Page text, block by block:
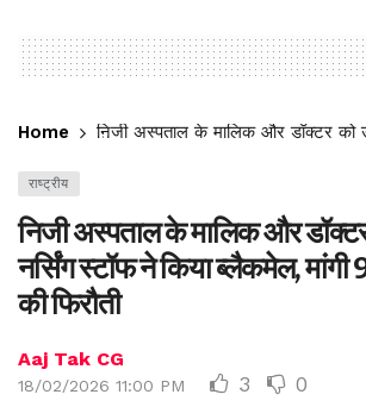
Home निजी अस्पताल के मालिक और डॉक्टर को
राष्ट्रीय
निजी अस्पताल के मालिक और
नर्सिंग स्टॉफ ने किया ब्लैकमेल,
की फिरौती
Aaj Tak CG
18/02/2026 11:00 PM 3 0